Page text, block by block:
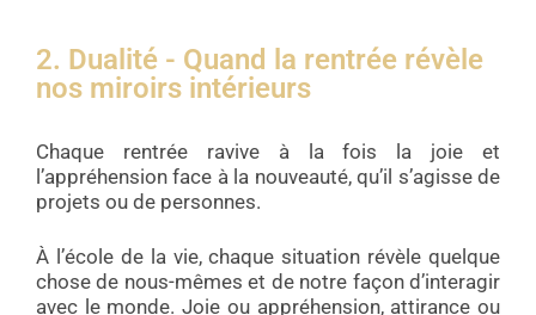
2. Dualité - Quand la rentrée révèle
nos miroirs intérieurs
Chaque rentrée ravive à la fois la joie et
l’appréhension face à la nouveauté, qu’il s’agisse de
projets ou de personnes.
À l’école de la vie, chaque situation révèle quelque
chose de nous-mêmes et de notre façon d’interagir
avec le monde. Joie ou appréhension, attirance ou